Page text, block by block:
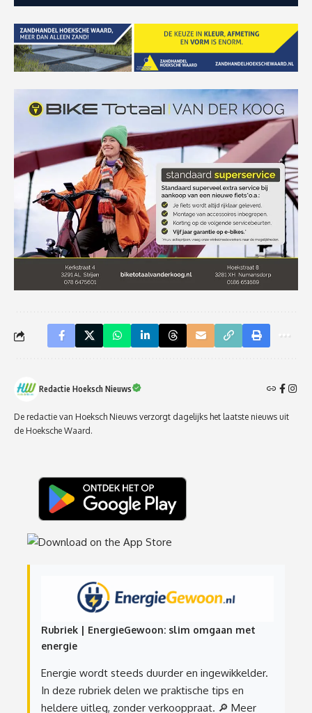
Redactie Hoeksch Nieuws
De redactie van Hoeksch Nieuws verzorgt dagelijks het laatste nieuws uit
de Hoeksche Waard.
Rubriek | EnergieGewoon: slim omgaan met
energie
Energie wordt steeds duurder en ingewikkelder.
In deze rubriek delen we praktische tips en
heldere uitleg, zonder verkooppraat. 🔎 Meer